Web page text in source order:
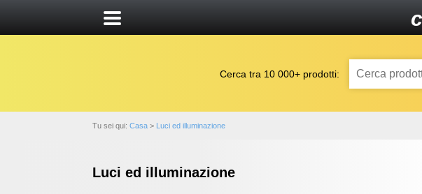
Cerca tra 10 000+ prodotti:
Tu sei qui: Casa > Luci ed illuminazione
Luci ed illuminazione